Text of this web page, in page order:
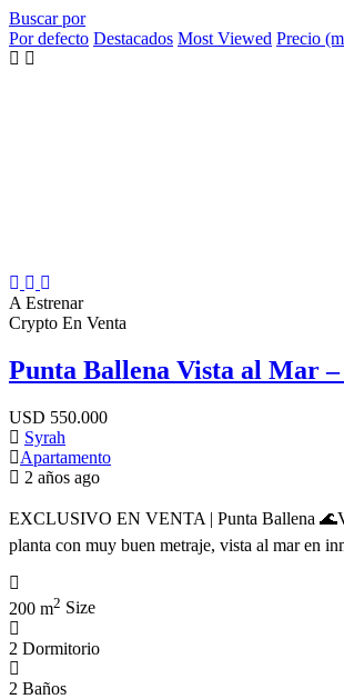
Buscar por
Por defecto Destacados Most Viewed Precio
A Estrenar
Crypto En Venta
Punta Ballena Vista al Mar
USD 550.000
Syrah
Apartamento
2 años ago
EXCLUSIVO EN VENTA | Punta Ballena
planta con muy buen metraje, vista al mar en
200 m2 Size
2 Dormitorio
2 Baños